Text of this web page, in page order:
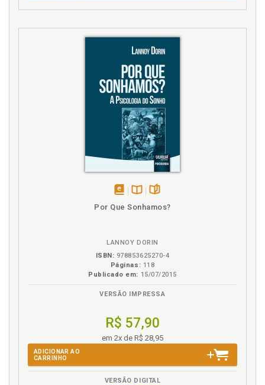
disponível
em
Disponível
Por Que Sonhamos?
LANNOY DORIN
ISBN: 978853625270-4
Páginas: 118
Publicado em: 15/07/2015
VERSÃO IMPRESSA
R$ 57,90
em 2x de R$ 28,95
ADICIONAR AO
CARRINHO
VERSÃO DIGITAL